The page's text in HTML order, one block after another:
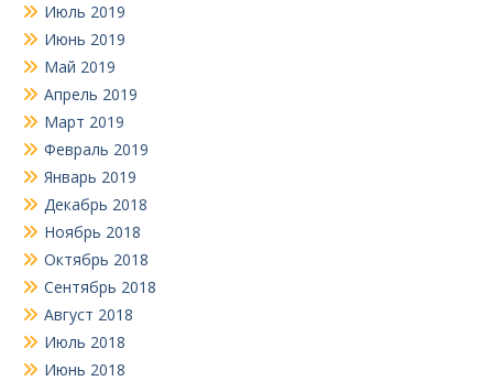
Июль 2019
Июнь 2019
Май 2019
Апрель 2019
Март 2019
Февраль 2019
Январь 2019
Декабрь 2018
Ноябрь 2018
Октябрь 2018
Сентябрь 2018
Август 2018
Июль 2018
Июнь 2018